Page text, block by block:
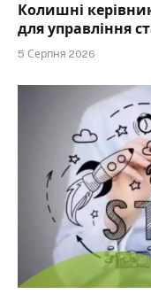
Колишні
для управління
5 Серпня 2026